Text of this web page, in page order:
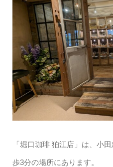
「堀口珈琲 狛江店」は、小
歩3分の場所にあります。